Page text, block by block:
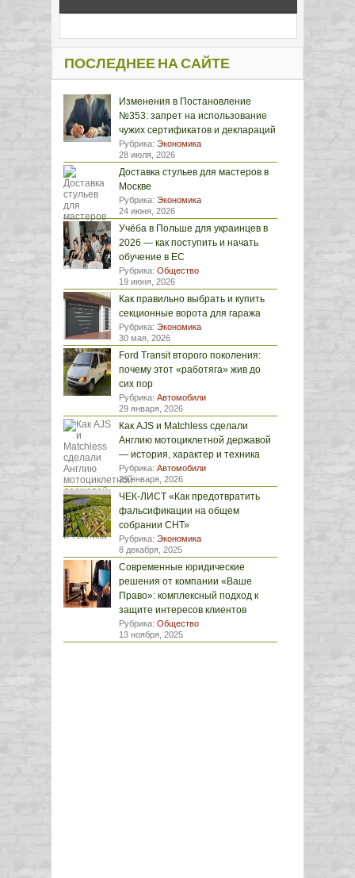
ПОСЛЕДНЕЕ НА САЙТЕ
Изменения в Постановление
№353: запрет на использование
чужих сертификатов и деклараций
Рубрика: Экономика
28 июля, 2026
Доставка стульев для мастеров в
Москве
Рубрика: Экономика
24 июня, 2026
Учёба в Польше для украинцев в
2026 — как поступить и начать
обучение в ЕС
Рубрика: Общество
19 июня, 2026
Как правильно выбрать и купить
секционные ворота для гаража
Рубрика: Экономика
30 мая, 2026
Ford Transit второго поколения:
почему этот «работяга» жив до
сих пор
Рубрика: Автомобили
29 января, 2026
Как AJS и Matchless сделали
Англию мотоциклетной державой
— история, характер и техника
Рубрика: Автомобили
29 января, 2026
ЧЕК-ЛИСТ «Как предотвратить
фальсификации на общем
собрании СНТ»
Рубрика: Экономика
8 декабря, 2025
Современные юридические
решения от компании «Ваше
Право»: комплексный подход к
защите интересов клиентов
Рубрика: Общество
13 ноября, 2025